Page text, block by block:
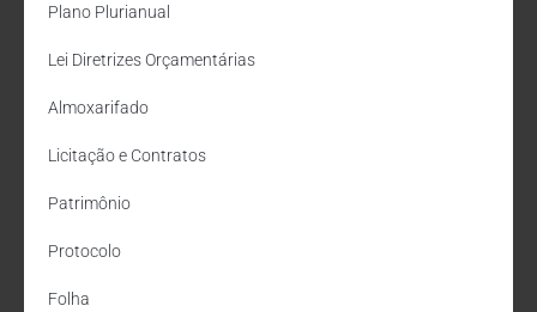
Plano Plurianual
Lei Diretrizes Orçamentárias
Almoxarifado
Licitação e Contratos
Patrimônio
Protocolo
Folha